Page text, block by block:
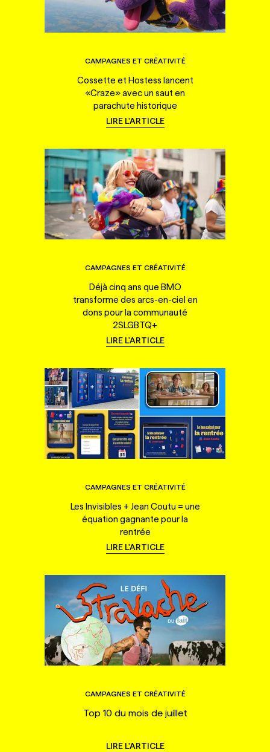
CAMPAGNES ET CRÉATIVITÉ
Cossette et Hostess lancent
«Craze» avec un saut en
parachute historique
LIRE L'ARTICLE
CAMPAGNES ET CRÉATIVITÉ
Déjà cinq ans que BMO
transforme des arcs-en-ciel en
dons pour la communauté
2SLGBTQ+
LIRE L'ARTICLE
CAMPAGNES ET CRÉATIVITÉ
Les Invisibles + Jean Coutu = une
équation gagnante pour la
rentrée
LIRE L'ARTICLE
CAMPAGNES ET CRÉATIVITÉ
Top 10 du mois de juillet
LIRE L'ARTICLE